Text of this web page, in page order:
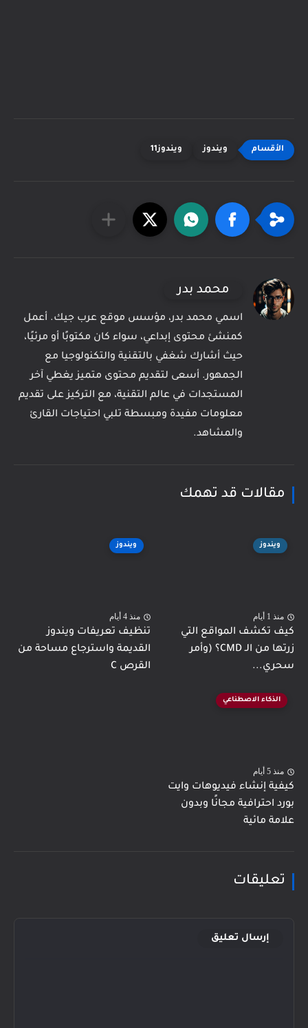
ويندوز ويندوز11
محمد بدر
اسمي محمد بدر، مؤسس موقع عرب جيك. أعمل
كمنشئ محتوى إبداعي، سواء كان مكتوبًا أو مرئيًا،
حيث أشارك شغفي بالتقنية والتكنولوجيا مع
الجمهور. أسعى لتقديم محتوى متميز يغطي آخر
المستجدات في عالم التقنية، مع التركيز على تقديم
معلومات مفيدة ومبسطة تلبي احتياجات القارئ
والمشاهد.
مقالات قد تهمك
ويندوز
منذ 1 أيام
كيف تكشف المواقع التي
زرتها من الـ CMD؟ (وأمر
سحري...
ويندوز
منذ 4 أيام
تنظيف تعريفات ويندوز
القديمة واسترجاع مساحة من
القرص C
الذكاء الاصطناعي
منذ 5 أيام
كيفية إنشاء فيديوهات وايت
بورد احترافية مجانًا وبدون
علامة مائية
تعليقات
إرسال تعليق